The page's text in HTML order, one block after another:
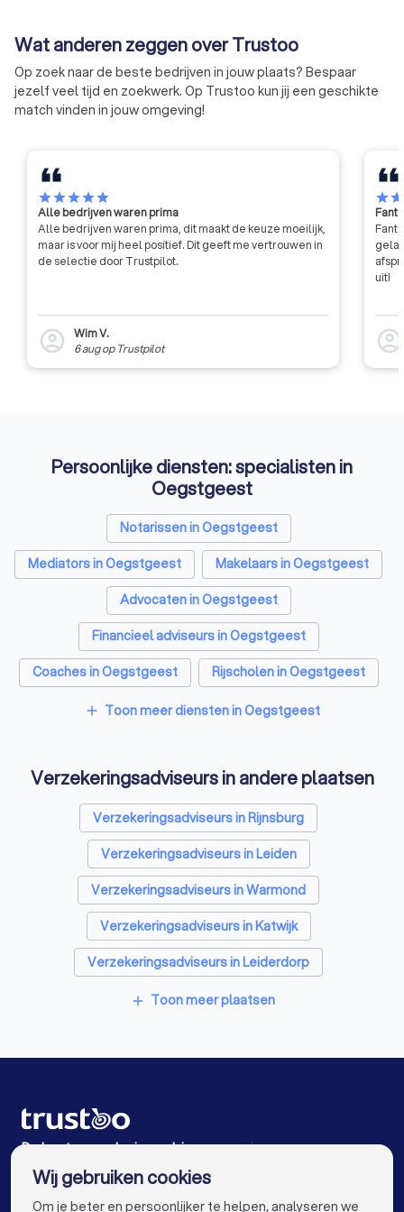
onnodige kosten.
rechter.
en betrouwbare
NRVT-registratie
indicator.
Wat anderen zeggen over Trustoo
Op zoek naar de beste bedrijven in jouw plaats? Bespaar
jezelf veel tijd en zoekwerk. Op Trustoo kun jij een geschikte
match vinden in jouw omgeving!
starstarstarstarstar
Alle bedrijven waren prima
Alle bedrijven waren prima, dit maakt de keuze moeilijk,
maar is voor mij heel positief. Dit geeft me vertrouwen in
de selectie door Trustpilot.
account_circle
Wim V.
6 augop Trustpilot
starstar
uit!
account_circle
Persoonlijke diensten: specialisten in
Oegstgeest
Notarissen in Oegstgeest
Mediators in Oegstgeest
Makelaars in Oegstgeest
Advocaten in Oegstgeest
Financieel adviseurs in Oegstgeest
Coaches in Oegstgeest
Rijscholen in Oegstgeest
Relatietherapeuten in Oegstgeest
Belastingadviseurs in Oegstgeest
Hypotheekadviseurs in Oegstgeest
Personal trainers in Oegstgeest
Diëtisten in Oegstgeest
add Toon meer diensten in Oegstgeest
Verzekeringsadviseurs in andere plaatsen
Verzekeringsadviseurs in Rijnsburg
Verzekeringsadviseurs in Leiden
Verzekeringsadviseurs in Warmond
Verzekeringsadviseurs in Katwijk
Verzekeringsadviseurs in Leiderdorp
Verzekeringsadviseurs in Voorhout
Verzekeringsadviseurs in Wassenaar
Verzekeringsadviseurs in Lisse
Verzekeringsadviseurs in Amsterdam
add Toon meer plaatsen
De beste verzekeringsadviseurs voor jou
Wij gebruiken cookies
Om je beter en persoonlijker te helpen, analyseren we